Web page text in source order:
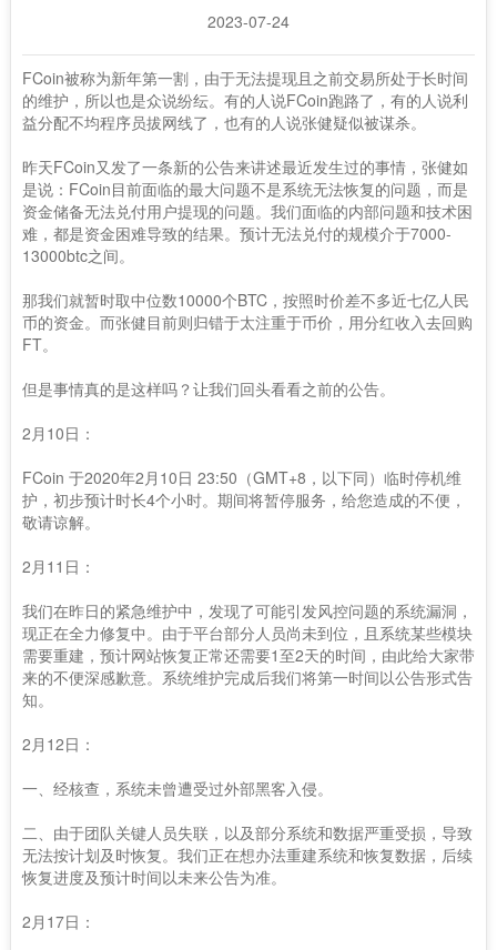
2023-07-24
FCoin被称为新年第一割，由于无法提现且之前交易所处于长时间
的维护，所以也是众说纷纭。有的人说FCoin跑路了，有的人说利
益分配不均程序员拔网线了，也有的人说张健疑似被谋杀。
昨天FCoin又发了一条新的公告来讲述最近发生过的事情，张健如
是说：FCoin目前面临的最大问题不是系统无法恢复的问题，而是
资金储备无法兑付用户提现的问题。我们面临的内部问题和技术困
难，都是资金困难导致的结果。预计无法兑付的规模介于7000-
13000btc之间。
那我们就暂时取中位数10000个BTC，按照时价差不多近七亿人民
币的资金。而张健目前则归错于太注重于币价，用分红收入去回购
FT。
但是事情真的是这样吗？让我们回头看看之前的公告。
2月10日：
FCoin 于2020年2月10日 23:50（GMT+8，以下同）临时停机维
护，初步预计时长4个小时。期间将暂停服务，给您造成的不便，
敬请谅解。
2月11日：
我们在昨日的紧急维护中，发现了可能引发风控问题的系统漏洞，
现正在全力修复中。由于平台部分人员尚未到位，且系统某些模块
需要重建，预计网站恢复正常还需要1至2天的时间，由此给大家带
来的不便深感歉意。系统维护完成后我们将第一时间以公告形式告
知。
2月12日：
一、经核查，系统未曾遭受过外部黑客入侵。
二、由于团队关键人员失联，以及部分系统和数据严重受损，导致
无法按计划及时恢复。我们正在想办法重建系统和恢复数据，后续
恢复进度及预计时间以未来公告为准。
2月17日：